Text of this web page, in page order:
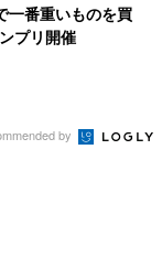
一番重いものを買
プリ開催
by